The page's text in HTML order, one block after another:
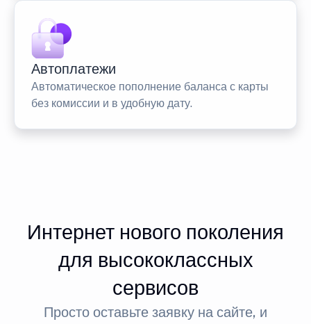
Автоплатежи
Автоматическое пополнение баланса с карты
без комиссии и в удобную дату.
Интернет нового поколения
для высококлассных
сервисов
Просто оставьте заявку на сайте, и